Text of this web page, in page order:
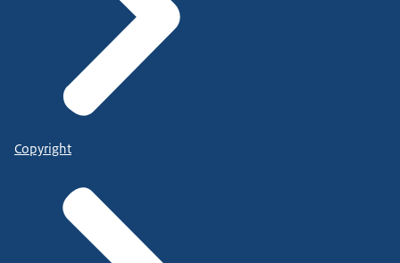
Copyright